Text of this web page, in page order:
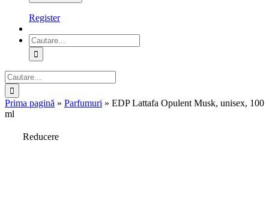
Register
Cautare...
Cautare...
Prima pagină » Parfumuri » EDP Lattafa Opulent Musk, unisex, 100
ml
Reducere